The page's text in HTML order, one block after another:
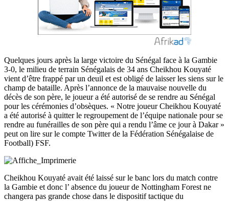
Quelques jours après la large victoire du Sénégal face à la Gambie
3-0, le milieu de terrain Sénégalais de 34 ans Cheikhou Kouyaté
vient d’être frappé par un deuil et est obligé de laisser les siens sur le
champ de bataille. Après l’annonce de la mauvaise nouvelle du
décès de son père, le joueur a été autorisé de se rendre au Sénégal
pour les cérémonies d’obsèques. « Notre joueur Cheikhou Kouyaté
a été autorisé à quitter le regroupement de l’équipe nationale pour se
rendre au funérailles de son père qui a rendu l’âme ce jour à Dakar »
peut on lire sur le compte Twitter de la Fédération Sénégalaise de
Football) FSF.
Cheikhou Kouyaté avait été laissé sur le banc lors du match contre
la Gambie et donc l’ absence du joueur de Nottingham Forest ne
changera pas grande chose dans le dispositif tactique du